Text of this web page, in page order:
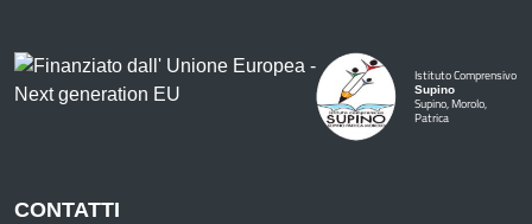
Istituto Comprensivo
Supino
Supino, Morolo,
Patrica
CONTATTI